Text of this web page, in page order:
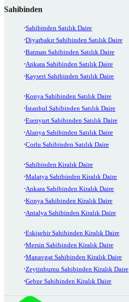
Sahibinden
Sahibinden Satılık Daire
Diyarbakır Sahibinden Satılık Daire
Batman Sahibinden Satılık Daire
Ankara Sahibinden Satılık Daire
Kayseri Sahibinden Satılık Daire
Konya Sahibinden Satılık Daire
İstanbul Sahibinden Satılık Daire
Esenyurt Sahibinden Satılık Daire
Alanya Sahibinden Satılık Daire
Çorlu Sahibinden Satılık Daire
Sahibinden Kiralık Daire
Malatya Sahibinden Kiralık Daire
Ankara Sahibinden Kiralık Daire
Konya Sahibinden Kiralık Daire
Antalya Sahibinden Kiralık Daire
Eskişehir Sahibinden Kiralık Daire
Mersin Sahibinden Kiralık Daire
Manavgat Sahibinden Kiralık Daire
Zeytinburnu Sahibinden Kiralık Daire
Gebze Sahibinden Kiralık Daire